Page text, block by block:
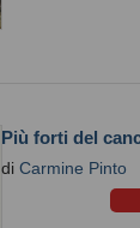
Più forti del
di Carmine Pinto